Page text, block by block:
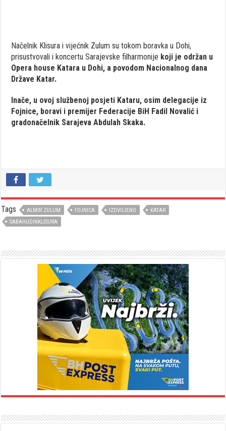
Načelnik Klisura i vijećnik Zulum su tokom boravka u Dohi,
prisustvovali i koncertu Sarajevske filharmonije koji je održan u
Opera house Katara u Dohi, a povodom Nacionalnog dana
Države Katar.
Inače, u ovoj službenoj posjeti Kataru, osim delegacije iz
Fojnice, boravi i premijer Federacije BiH Fadil Novalić i
gradonačelnik Sarajeva Abdulah Skaka.
Tags ALMIR ZULUM FOJNICA IZDVOJENO
KATAR
SABAHUDINKLISURA